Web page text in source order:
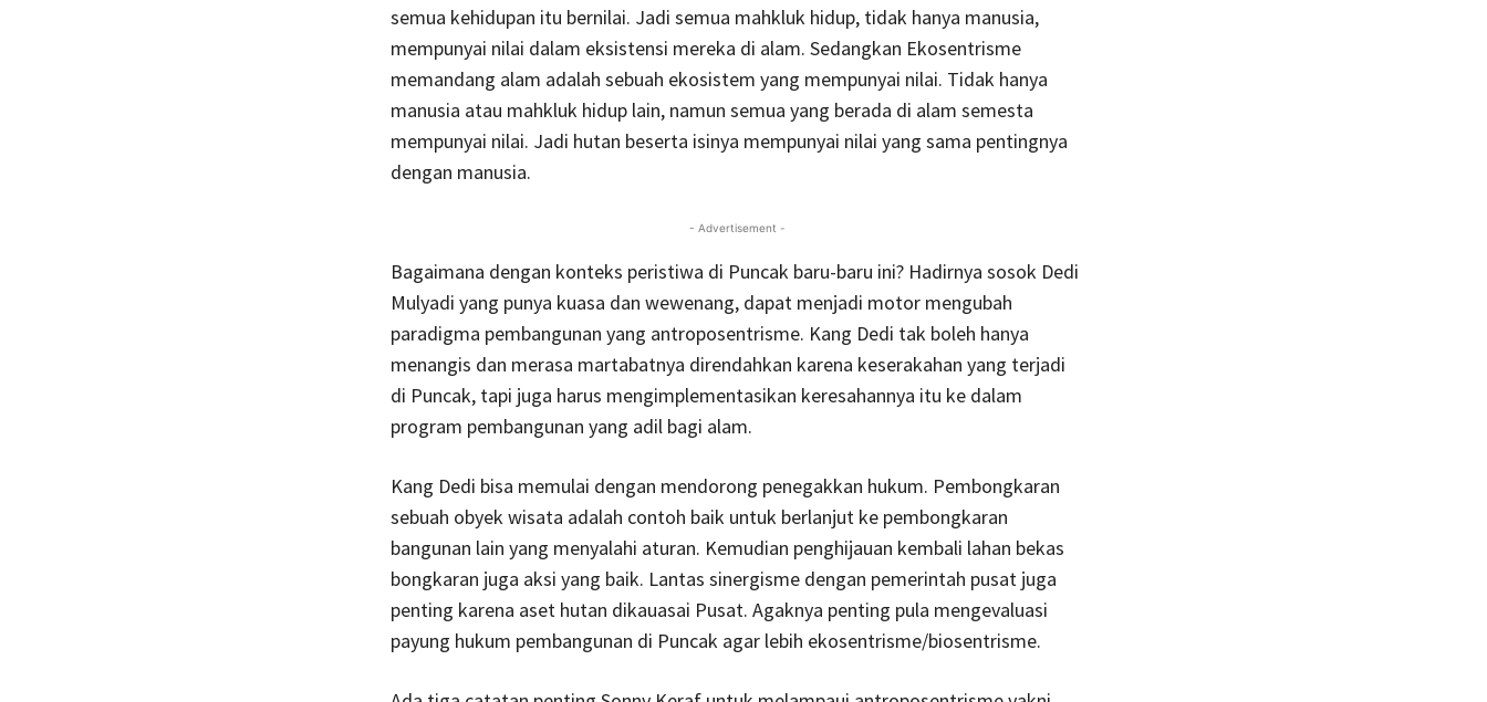
semua kehidupan itu bernilai. Jadi semua mahkluk hidup, tidak hanya manusia,
mempunyai nilai dalam eksistensi mereka di alam. Sedangkan Ekosentrisme
memandang alam adalah sebuah ekosistem yang mempunyai nilai. Tidak hanya
manusia atau mahkluk hidup lain, namun semua yang berada di alam semesta
mempunyai nilai. Jadi hutan beserta isinya mempunyai nilai yang sama pentingnya
dengan manusia.
- Advertisement -
Bagaimana dengan konteks peristiwa di Puncak baru-baru ini? Hadirnya sosok Dedi
Mulyadi yang punya kuasa dan wewenang, dapat menjadi motor mengubah
paradigma pembangunan yang antroposentrisme. Kang Dedi tak boleh hanya
menangis dan merasa martabatnya direndahkan karena keserakahan yang terjadi
di Puncak, tapi juga harus mengimplementasikan keresahannya itu ke dalam
program pembangunan yang adil bagi alam.
Kang Dedi bisa memulai dengan mendorong penegakkan hukum. Pembongkaran
sebuah obyek wisata adalah contoh baik untuk berlanjut ke pembongkaran
bangunan lain yang menyalahi aturan. Kemudian penghijauan kembali lahan bekas
bongkaran juga aksi yang baik. Lantas sinergisme dengan pemerintah pusat juga
penting karena aset hutan dikauasai Pusat. Agaknya penting pula mengevaluasi
payung hukum pembangunan di Puncak agar lebih ekosentrisme/biosentrisme.